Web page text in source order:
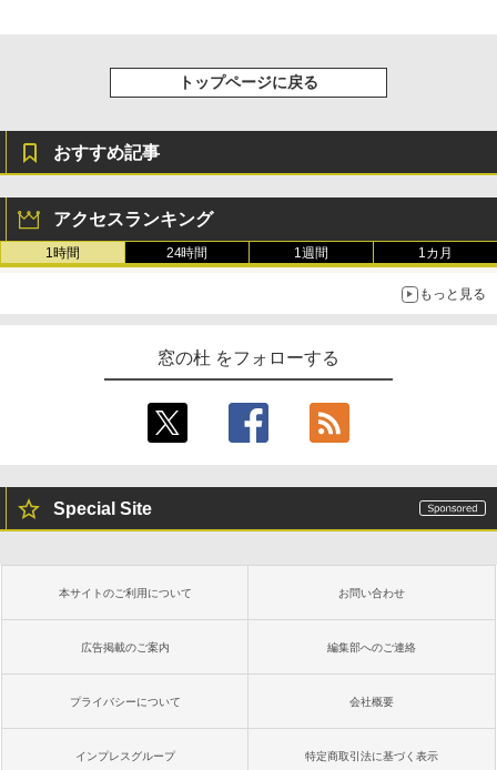
トップページに戻る
おすすめ記事
アクセスランキング
1時間 24時間 1週間 1カ月
もっと見る
窓の杜 をフォローする
Special Site
本サイトのご利用について お問い合わせ
広告掲載のご案内 編集部へのご連絡
プライバシーについて 会社概要
インプレスグループ 特定商取引法に基づく表示